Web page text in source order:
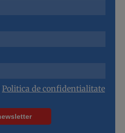
Politica de confidentialitate